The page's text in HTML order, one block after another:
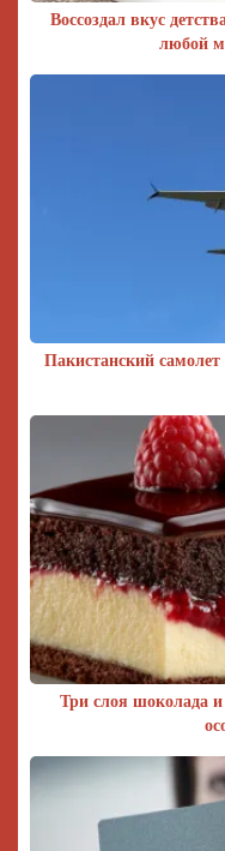
Воссоздал вкус
любой
Пакистанский
Три слоя шоколада и